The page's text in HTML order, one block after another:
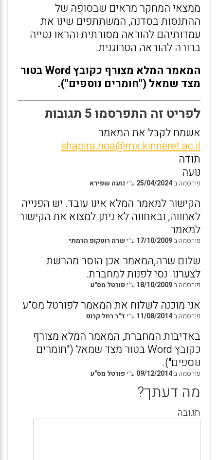
ממצאי המחקר מראים שבסופה של
ההתנסות בסדנה, המשתתפים שינו את
עמדותיהם להוראה מסורתית והראו נטייה
ברורה להוראה הטרוגנית.
המאמר המלא מצורף כקובץ Word בטור
מצד שמאל ("חומרים נוספים").
לפריט זה התפרסמו 5 תגובות
אשמח לקבל את המאמר
shapira.noa@mx.kinneret.ac.il
תודה
נועה
פורסמה ב25/04/2024 ע״ינועה שפירא
הקישור למאמר המלא אינו עובד. יש הפנייה
לאחווה, ובאחווה לא ניתן למצוא את הקישור
למאמר
פורסמה ב17/10/2009 ע״ישרה רוטקופ הרמתי
שלום שרה,המאמר אכן הוסר מהרשת
לצערנו. נסי לפנות למחברת.
פורסמה ב18/10/2009 ע״יפורטל מס"ע
אני מוכנה לשלוח את המאמר לפורטל מס"ע
פורסמה ב11/08/2014 ע״יד"ר רחל קרופ
באדיבות המחברת, המאמר המלא מצורף
כקובץ Word בטור מצד שמאל ("חומרים
נוספים").
פורסמה ב09/12/2014 ע״יפורטל מס"ע
מה דעתך?
תגובה